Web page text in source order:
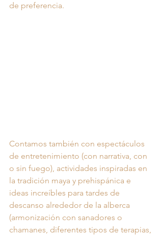
de preferencia.
Contamos también con espectáculos
de entretenimiento (con narrativa, con
o sin fuego), actividades inspiradas en
la tradición maya y prehispánica e
ideas increíbles para tardes de
descanso alrededor de la alberca
(armonización con sanadores o
chamanes, diferentes tipos de terapias,